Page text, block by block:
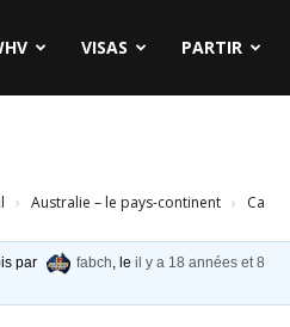
VISAS PARTIR
› Australie – le pays-continent ›
Ca
par fabch, leil y a 18 années et 8